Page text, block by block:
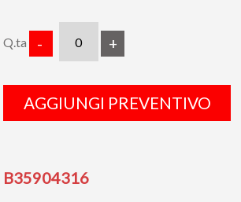
Q.ta - +
AGGIUNGI PREVENTIVO
B35904316